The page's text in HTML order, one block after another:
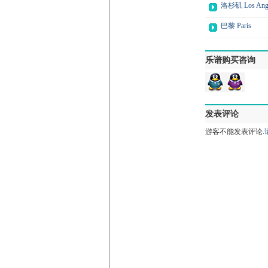
洛杉矶 Los
巴黎 Paris
乐谱购买咨询
发表评论
游客不能发表评论.